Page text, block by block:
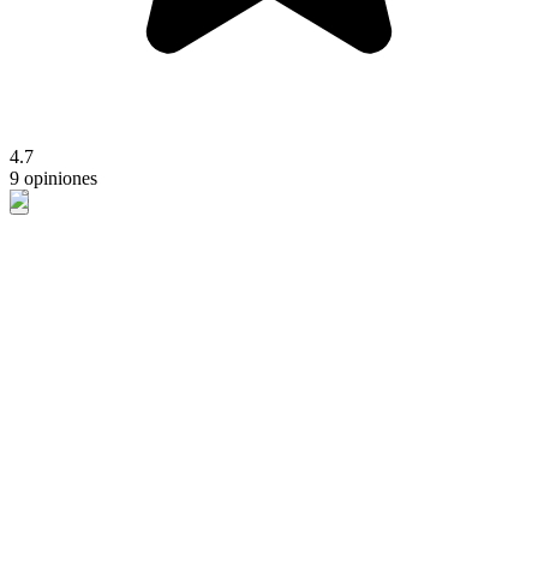
4.7
9 opiniones